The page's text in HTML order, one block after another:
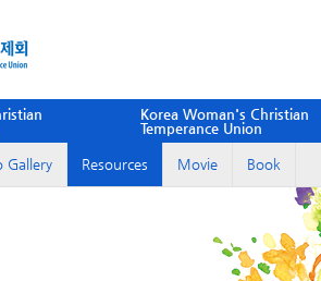
Korea Woman's Christian
Temperance Union
Gallery Resources Movie Book